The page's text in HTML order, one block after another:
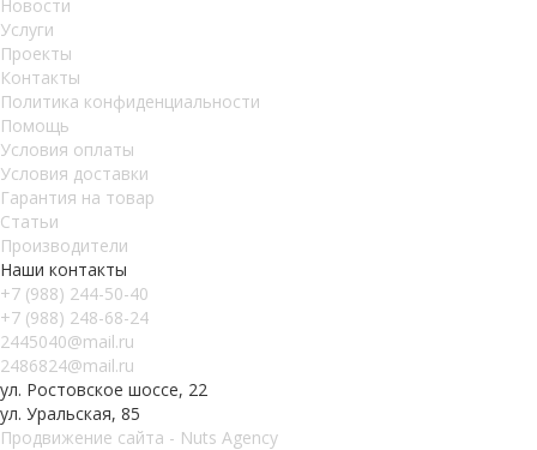
Новости
Услуги
Проекты
Контакты
Политика конфиденциальности
Помощь
Условия оплаты
Условия доставки
Гарантия на товар
Статьи
Производители
Наши контакты
+7 (988) 244-50-40
+7 (988) 248-68-24
2445040@mail.ru
2486824@mail.ru
ул. Ростовское шоссе, 22
ул. Уральская, 85
Продвижение сайта - Nuts Agency